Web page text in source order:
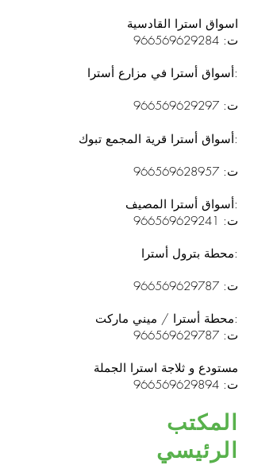
اسواق استرا القادسية
ت: 966569629284
أسواق أسترا في مزارع أسترا:
ت: 966569629297
أسواق أسترا قرية المجمع تبوك:
ت: 966569628957
أسواق أسترا المصيف:
ت: 966569629241
محطة بترول أسترا:
ت: 966569629787
محطة أسترا / ميني ماركت:
ت: 966569629787
مستودع و ثلاجة استرا الجملة
ت: 966569629894
المكتب
الرئيسي